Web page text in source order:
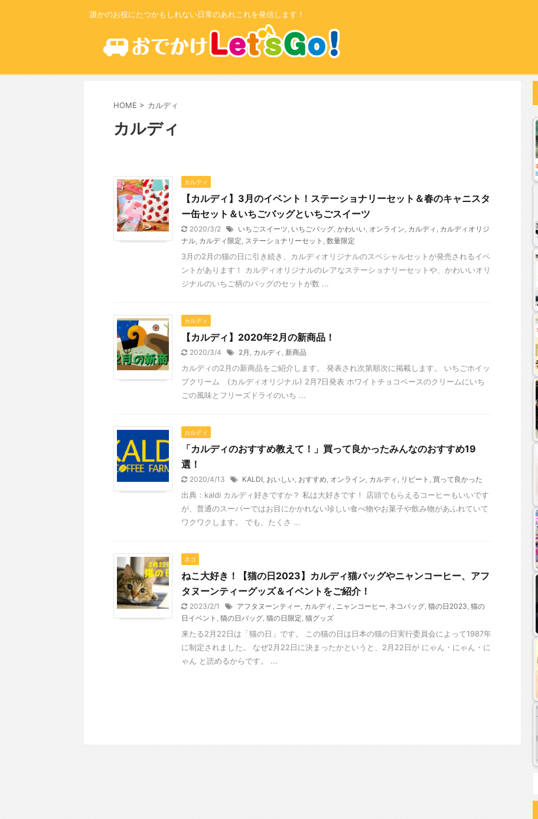
誰かのお役にたつかもしれない日常のあれこれを発信します！
HOME > カルディ
カルディ
カルディ
【カルディ】3月のイベント！ステーショナリーセット＆春のキャニスタ
ー缶セット＆いちごバッグといちごスイーツ
2020/3/2 いちごスイーツ, いちごバッグ, かわいい, オンライン, カルディ , カルディオリジ
ナル, カルディ限定, ステーショナリーセット , 数量限定
3月の2月の猫の日に引き続き、カルディオリジナルのスペシャルセットが発売されるイベ
ントがあります！ カルディオリジナルのレアなステーショナリーセットや、かわいいオリ
ジナルのいちご柄のバッグのセットが数 ...
カルディ
【カルディ】2020年2月の新商品！
2020/3/4 2月 , カルディ , 新商品
カルディの2月の新商品をご紹介します。 発表され次第順次に掲載します。 いちごホイッ
プクリーム (カルディオリジナル) 2月7日発表 ホワイトチョコベースのクリームにいち
ごの風味とフリーズドライのいち ...
カルディ
「カルディのおすすめ教えて！」買って良かったみんなのおすすめ19
選！
2020/4/13 KALDI, おいしい, おすすめ, オンライン, カルディ , リピート , 買って良かった
出典：kaldi カルディ好きですか？ 私は大好きです！ 店頭でもらえるコーヒーもいいです
が、普通のスーパーではお目にかかれない珍しい食べ物やお菓子や飲み物があふれていて
ワクワクします。 でも、たくさ ...
ネコ
ねこ大好き！【猫の日2023】カルディ猫バッグやニャンコーヒー、アフ
タヌーンティーグッズ＆イベントをご紹介！
2023/2/1 アフタヌーンティー, カルディ , ニャンコーヒー, ネコバッグ, 猫の日2023, 猫の
日イベント , 猫の日バッグ, 猫の日限定, 猫グッズ
来たる2月22日は「猫の日」です。 この猫の日は日本の猫の日実行委員会によって1987年
に制定されました。 なぜ2月22日に決まったかというと、2月22日が にゃん・にゃん・に
ゃん と読めるからです。 ...